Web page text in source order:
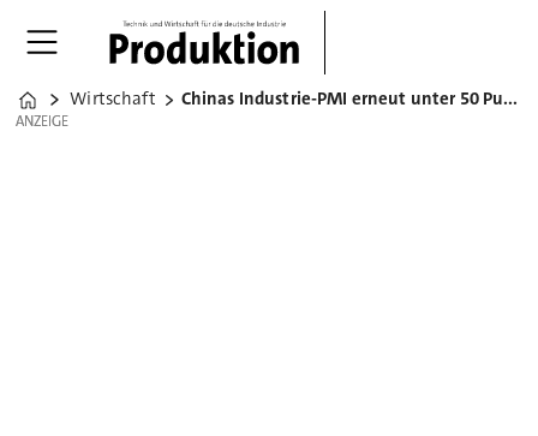
Home
Wirtschaft Chinas Industrie-PMI erneut unter 50 Punkten
ANZEIGE
ANZEIGE